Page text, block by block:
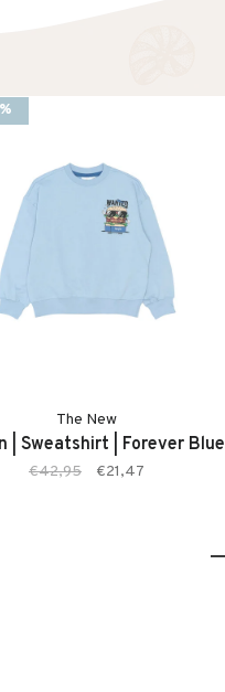
The New
| Sweatshirt | Forever Blue
€42,95 €21,47